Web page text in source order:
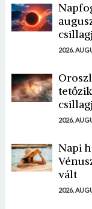
2026.
2026.
Napi
vált
2026.